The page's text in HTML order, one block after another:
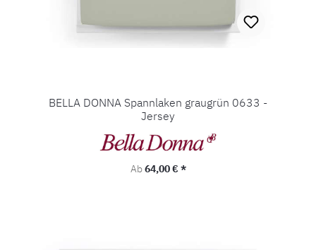
BELLA DONNA Spannlaken graugrün 0633 -
Jersey
Regulärer Preis:
Ab64,00 € *